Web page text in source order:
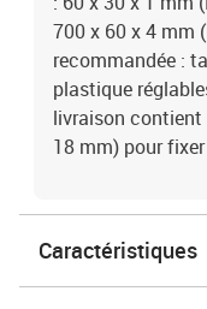
700 x 60 x 4 mm
recommandée :
plastique
livraison contient
18 mm) pour
Caractéristiques